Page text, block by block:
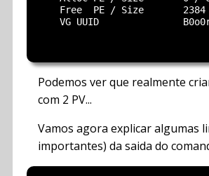
Free  PE / Size       2384
VG UUID
Podemos ver que realmente
com 2 PV...
Vamos agora explicar algumas
importantes) da saida do